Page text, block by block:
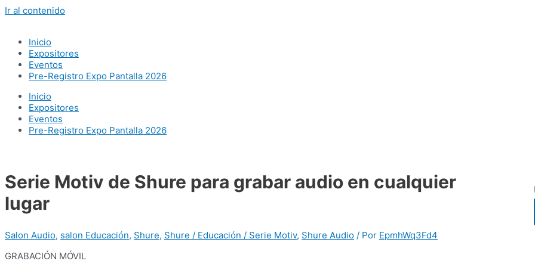
Ir al contenido
Inicio
Expositores
Eventos
Pre-Registro Expo Pantalla 2026
Inicio
Expositores
Eventos
Pre-Registro Expo Pantalla 2026
Serie Motiv de Shure para grabar audio en cualquier
lugar
Salon Audio, salon Educación, Shure, Shure / Educación / Serie Motiv, Shure Audio / Por EpmhWq3Fd4
GRABACIÓN MÓVIL